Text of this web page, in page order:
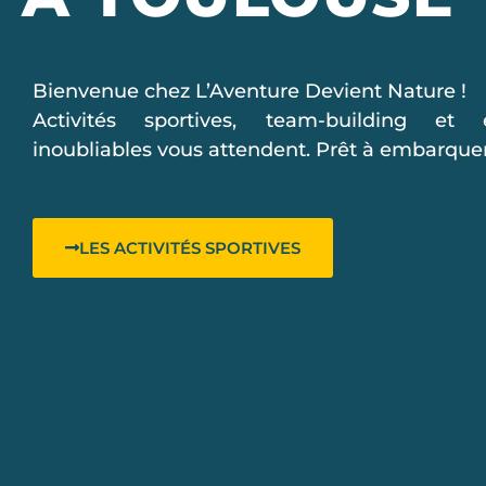
Bienvenue chez L’Aventure Devient Nature !
Activités sportives, team-building et
inoubliables vous attendent. Prêt à
LES ACTIVITÉS SPORTIVES